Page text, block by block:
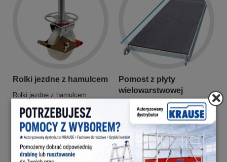
Rolki jezdne z hamulcem
Rolki jezdne z hamulcem
nierówności podłoża (300-580
mm)
Pomost z płyty
wielowarstwowej
Dostępne dwie długości 2,00 m i
2,50 m